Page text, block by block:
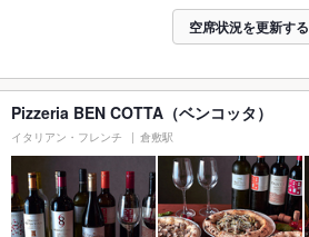
空席状況を更新する
Pizzeria BEN COTTA（ベンコッタ）
イタリアン・フレンチ 倉敷駅